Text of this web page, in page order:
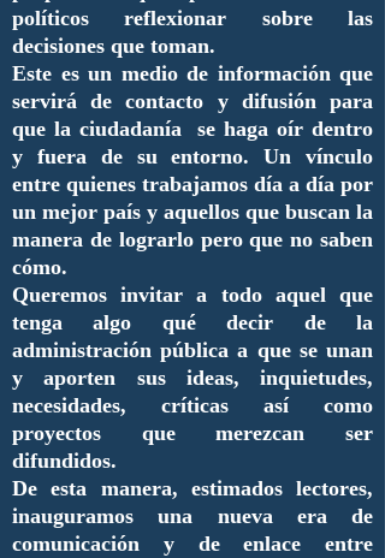
políticos reflexionar sobre las
decisiones que toman.
Este es un medio de información que
servirá de contacto y difusión para
que la ciudadanía se haga oír dentro
y fuera de su entorno. Un vínculo
entre quienes trabajamos día a día por
un mejor país y aquellos que buscan la
manera de lograrlo pero que no saben
cómo.
Queremos invitar a todo aquel que
tenga algo qué decir de la
administración pública a que se unan
y aporten sus ideas, inquietudes,
necesidades, críticas así como
proyectos que merezcan ser
difundidos.
De esta manera, estimados lectores,
inauguramos una nueva era de
comunicación y de enlace entre